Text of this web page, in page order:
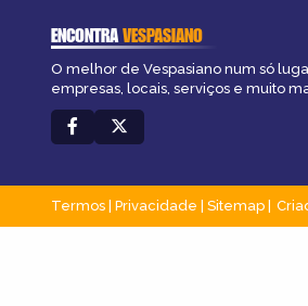
ENCONTRAVESPASIANO
O melhor de Vespasiano num só
empresas, locais, serviços e muito
Termos Privacidade Sitemap